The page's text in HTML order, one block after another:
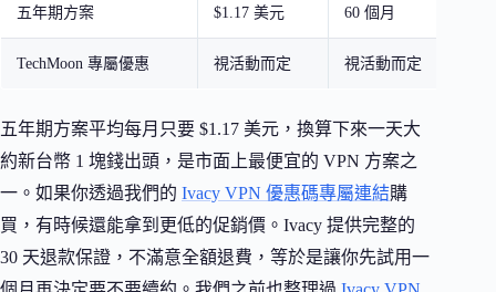
五年期方案 $1.17 美元 60 個月
TechMoon 專屬優惠 視活動而定 視活動而定
五年期方案平均每月只要 $1.17 美元，換算下來一天大
約新台幣 1 塊錢出頭，是市面上最便宜的 VPN 方案之
一。如果你透過我們的 Ivacy VPN 優惠碼專屬連結購
買，有時候還能拿到更低的促銷價。Ivacy 提供完整的
30 天退款保證，不滿意全額退費，等於是讓你先試用一